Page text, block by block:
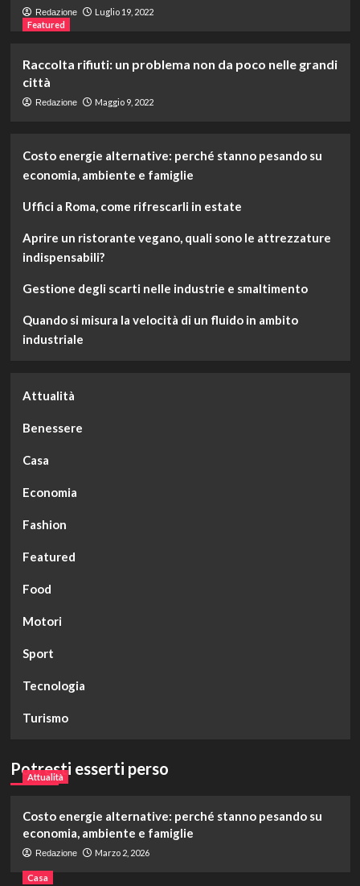
Redazione
Luglio 19, 2022
Featured
Raccolta rifiuti: un problema non da poco nelle grandi
città
Redazione Maggio 9, 2022
Costo energie alternative: perché stanno pesando su
economia, ambiente e famiglie
Uffici a Roma, come rifrescarli in estate
Aprire un ristorante vegano, quali sono le attrezzature
indispensabili?
Gestione degli scarti nelle industrie e smaltimento
Quando si misura la velocità di un fluido in ambito
industriale
Attualità
Benessere
Casa
Economia
Fashion
Featured
Food
Motori
Sport
Tecnologia
Turismo
Potresti esserti perso
Attualità
Costo energie alternative: perché stanno pesando su
economia, ambiente e famiglie
Redazione Marzo 2, 2026
Casa